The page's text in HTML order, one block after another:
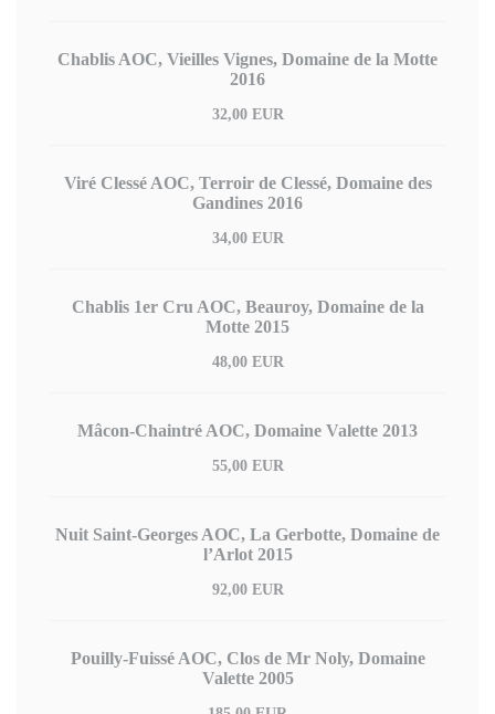
Chablis AOC, Vieilles Vignes, Domaine de la Motte
2016
32,00 EUR
Viré Clessé AOC, Terroir de Clessé, Domaine des
Gandines 2016
34,00 EUR
Chablis 1er Cru AOC, Beauroy, Domaine de la
Motte 2015
48,00 EUR
Mâcon-Chaintré AOC, Domaine Valette 2013
55,00 EUR
Nuit Saint-Georges AOC, La Gerbotte, Domaine de
l’Arlot 2015
92,00 EUR
Pouilly-Fuissé AOC, Clos de Mr Noly, Domaine
Valette 2005